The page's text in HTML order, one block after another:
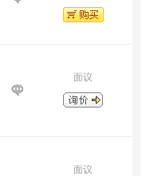
面议
面议